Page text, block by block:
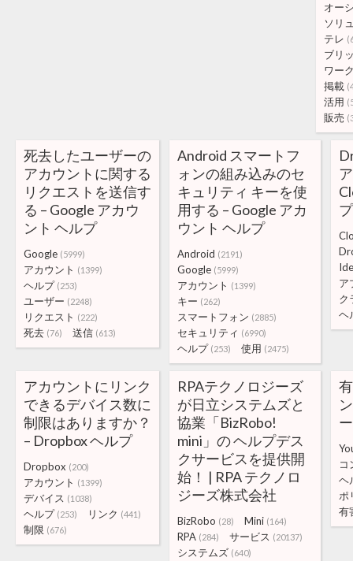
オー
ソリ
テレ
ブリ
ワー
掲載
活用
販売
死去したユーザーの
アカウントに関する
リクエストを送信す
る – Google アカウ
ント ヘルプ
Google (5999)
アカウント (1399)
ヘルプ (253)
ユーザー (2248)
リクエスト (222)
死去 (76) 送信 (613)
Android スマートフ
ォンの組み込みのセ
キュリティ キーを使
用する – Google アカ
ウント ヘルプ
Android (2191)
Google (5999)
アカウント (1399)
キー (262)
スマートフォン (2885)
セキュリティ (6990)
ヘルプ (253) 使用 (2475)
プ
ア
ク
ヘ
アカウントにリンク
できるデバイス数に
制限はありますか？
– Dropbox ヘルプ
Dropbox (200)
アカウント (1399)
デバイス (1038)
ヘルプ (253) リンク (441)
制限 (676)
RPAテクノロジーズ
が日立システムズと
協業「BizRobo!
mini」の ヘルプデス
クサービスを提供開
始！ | RPA テクノロ
ジーズ株式会社
BizRobo (28) Mini (164)
RPA (284) サービス (20137)
システムズ (640)
コ
ヘ
ポ
有